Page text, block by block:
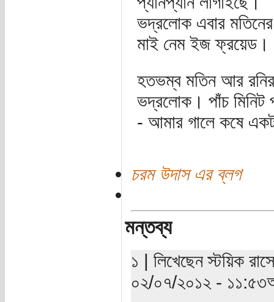
ভদ্রলোক এবার
মাই নেম ইজ
হতভম্ব মতিন আর রনির
ভদ্রলোক। পাঁচ মিনিট
- আমার গালে কষে
চরম উদাস এর ব্লগ
মন্তব্য
১ | লিখেছেন স্টয়িক
০২/০৭/২০১২ -